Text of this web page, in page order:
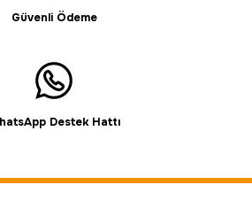
Güvenli Ödeme
Destek Hattı